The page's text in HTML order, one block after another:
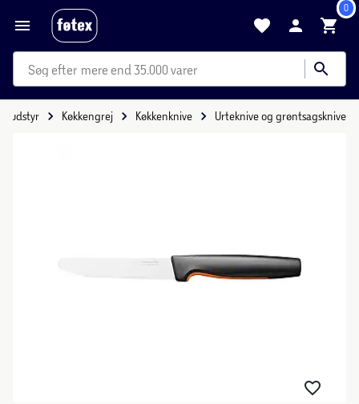
0
mere end 35.000 varer
Køkkengrej Køkkenknive Urteknive og grøntsagsknive